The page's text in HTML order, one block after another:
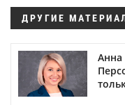
ДРУГИЕ
Анна